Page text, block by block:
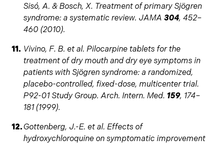
Sisó, A. & Bosch, X. Treatment of primary Sjögren
syndrome: a systematic review. JAMA 304, 452–
460 (2010).
Vivino, F. B. et al. Pilocarpine tablets for the
treatment of dry mouth and dry eye symptoms in
patients with Sjögren syndrome: a randomized,
placebo-controlled, fixed-dose, multicenter trial.
P92-01 Study Group. Arch. Intern. Med. 159, 174–
181 (1999).
Gottenberg, J.-E. et al. Effects of
hydroxychloroquine on symptomatic improvement